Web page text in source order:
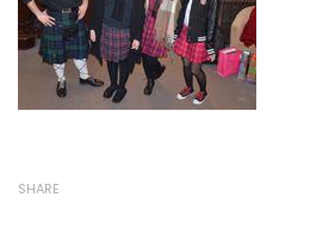
SHARE